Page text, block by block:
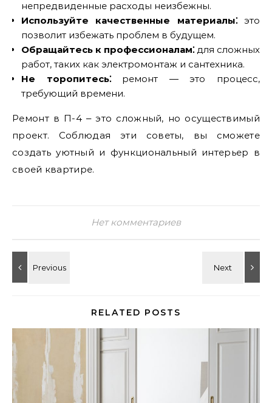
непредвиденные расходы неизбежны.
Используйте качественные материалы⁚это
позволит избежать проблем в будущем.
Обращайтесь к профессионалам⁚для сложных
работ‚ таких как электромонтаж и сантехника.
Не торопитесь⁚ремонт ― это процесс‚
требующий времени.
Ремонт в П-4 ‒ это сложный‚ но осуществимый
проект. Соблюдая эти советы‚ вы сможете
создать уютный и функциональный интерьер в
своей квартире.
Нет комментариев
RELATED POSTS